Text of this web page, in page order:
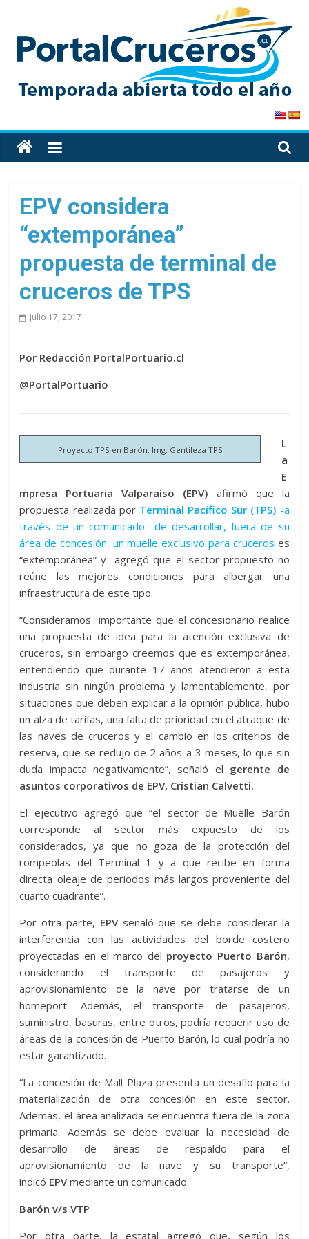
content
PortalCruceros
Toda
la
de
cruceros
en
solo
sitio
EPV considera
“extemporánea”
propuesta de terminal de
cruceros de TPS
Julio 17, 2017
Por Redacción PortalPortuario.cl
@PortalPortuario
Proyecto TPS en Barón. Img: Gentileza TPS
L
a
E
mpresa Portuaria Valparaíso (EPV) afirmó que la
propuesta realizada porTerminal Pacífico Sur (TPS) -a
través de un comunicado- de desarrollar, fuera de su
área de concesión, un muelle exclusivo para cruceros es
“extemporánea” y agregó que el sector propuesto no
reúne las mejores condiciones para albergar una
infraestructura de este tipo.
“Consideramos importante que el concesionario realice
una propuesta de idea para la atención exclusiva de
cruceros, sin embargo creemos que es extemporánea,
entendiendo que durante 17 años atendieron a esta
industria sin ningún problema y lamentablemente, por
situaciones que deben explicar a la opinión pública, hubo
un alza de tarifas, una falta de prioridad en el atraque de
las naves de cruceros y el cambio en los criterios de
reserva, que se redujo de 2 años a 3 meses, lo que sin
duda impacta negativamente”, señaló el gerente de
asuntos corporativos de EPV, Cristian Calvetti.
El ejecutivo agregó que “el sector de Muelle Barón
corresponde al sector más expuesto de los
considerados, ya que no goza de la protección del
rompeolas del Terminal 1 y a que recibe en forma
directa oleaje de periodos más largos proveniente del
cuarto cuadrante”.
Por otra parte, EPVseñaló que se debe considerar la
interferencia con las actividades del borde costero
proyectadas en el marco del proyecto Puerto Barón,
considerando el transporte de pasajeros y
aprovisionamiento de la nave por tratarse de un
homeport. Además, el transporte de pasajeros,
suministro, basuras, entre otros, podría requerir uso de
áreas de la concesión de Puerto Barón, lo cual podría no
estar garantizado.
“La concesión de Mall Plaza presenta un desafío para la
materialización de otra concesión en este sector.
Además, el área analizada se encuentra fuera de la zona
primaria. Además se debe evaluar la necesidad de
desarrollo de áreas de respaldo para el
aprovisionamiento de la nave y su transporte”,
indicó EPVmediante un comunicado.
Barón v/s VTP
Por otra parte, la estatal agregó que, según los